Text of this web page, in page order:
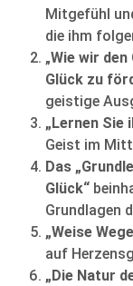
Mitgefühl
die ihm
„Wie wir
Glück zu
geistige
„Lernen Sie
Geist im
Das
Glück“
Grundlagen
„Weise
auf
„Die Natur